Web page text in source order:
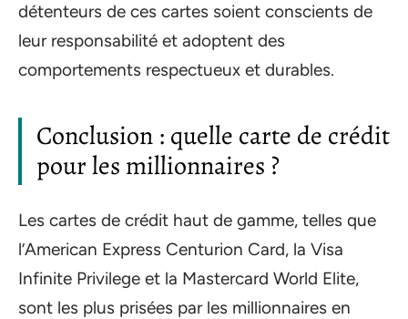
détenteurs de ces cartes soient conscients de
leur responsabilité et adoptent des
comportements respectueux et durables.
Conclusion : quelle carte de crédit
pour les millionnaires ?
Les cartes de crédit haut de gamme, telles que
l’American Express Centurion Card, la Visa
Infinite Privilege et la Mastercard World Elite,
sont les plus prisées par les millionnaires en